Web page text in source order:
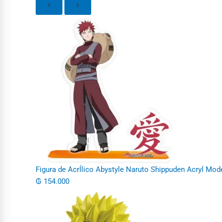
Figura de AcrÍlico Abystyle Naruto Shippuden Acryl
₲ 154.000